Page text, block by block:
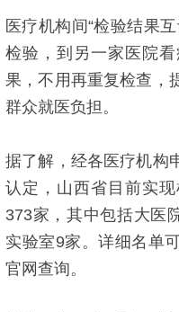
医疗机构间“检验结果
检验，到另一家医院
果，不用再重复检查，
群众就医负担。
据了解，经各医疗机构
认定，山西省目前实
373家，其中包括大医
实验室9家。详细名单
官网查询。